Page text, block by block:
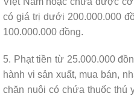
có giá trị dưới 200.000.000
100.000.000 đồng.
5. Phạt tiền từ 25.000.000
hành vi sản xuất, mua bán,
chăn nuôi có chứa thuốc thú